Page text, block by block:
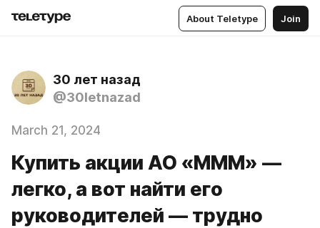
About Teletype Join
30 лет назад
@30letnazad
March 21, 2024
Купить акции АО «МММ» —
легко, а вот найти его
руководителей — трудно